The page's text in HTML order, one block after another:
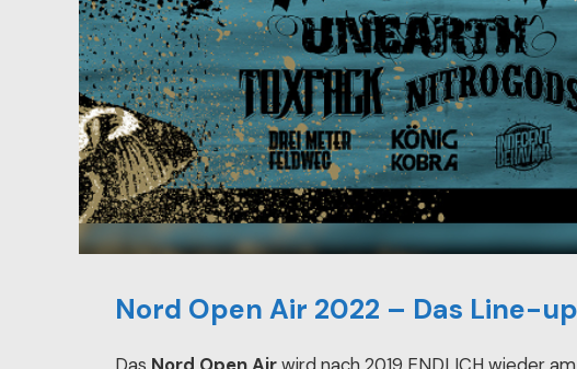
Nord Open Air 2022 – Das Line-